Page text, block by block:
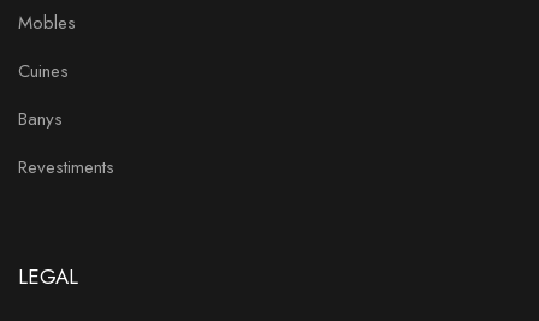
Mobles
Cuines
Banys
Revestiments
LEGAL